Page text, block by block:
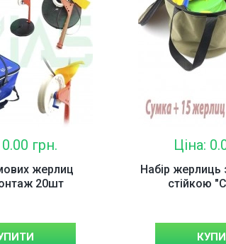
грн.
жерлиц
20шт
Ціна:
Набір жерлиць
стійкою